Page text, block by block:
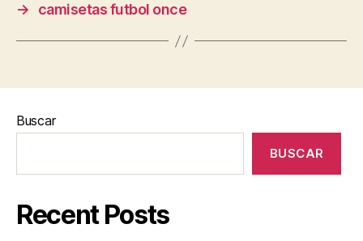
→
camisetas futbol once
Buscar
BUSCAR
Recent Posts